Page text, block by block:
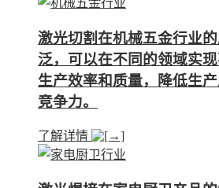
激光切割在机械五金行业
泛，可以在不同的领域实
生产效率和质量，降低生
竞争力。
了解详情